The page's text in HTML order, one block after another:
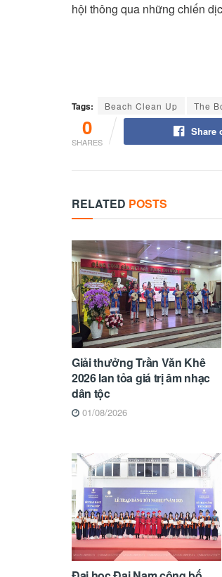
hội thông qua những chiến
Tags: Beach Clean Up The
0
SHARES
Share
RELATED POSTS
Giải thưởng Trần Văn Khê
2026 lan tỏa giá trị âm nhạc
dân tộc
01/08/2026